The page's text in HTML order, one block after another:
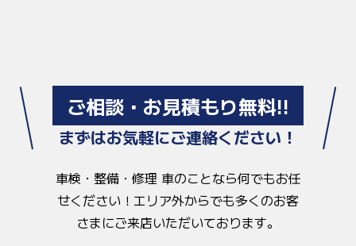
ご相談・お見積もり無料!!
まずはお気軽にご連絡ください！
車検・整備・修理 車のことなら何でもお任
せください！ エリア外からでも多くのお客
さまにご来店いただいております。